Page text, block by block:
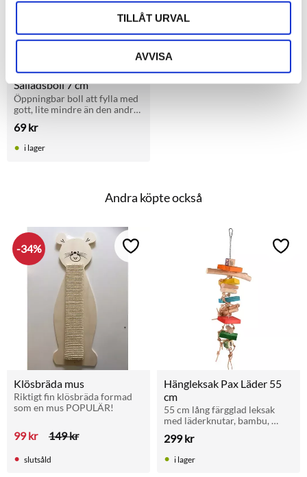
TILLÅT URVAL
AVVISA
Salladsboll 7 cm
Öppningbar boll att fylla med
gott, lite mindre än den andra
tidigare
69kr
i lager
Andra köpte också
Klösbräda mus
Riktigt fin klösbräda formad
som en mus POPULÄR!
99kr 149kr
34% Lägg till i favoriter
slutsåld
Hängleksak Pax Läder 55
cm
55 cm lång färgglad leksak
med läderknutar, bambu,
bred. Perfekt för parakiter
299kr
Lägg
i lager